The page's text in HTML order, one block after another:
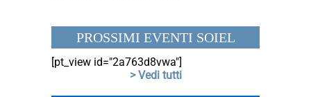
PROSSIMI EVENTI SOIEL
[pt_view id="2a763d8vwa"]
> Vedi tutti